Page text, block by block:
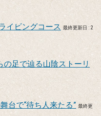
イビングコース 最終更新日 : 2
の足で辿る山陰ストーリ
台で“待ち人来たる” 最終更